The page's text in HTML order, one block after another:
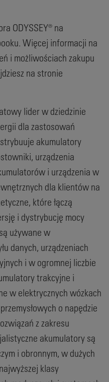
ODYSSEY® na
Więcej informacji na
i możliwościach zakupu
na stronie
lider w dziedzinie
dla zastosowań
akumulatory
urządzenia
i urządzenia w
dla klientów na
które łączą
i dystrybucję mocy
używane w
danych, urządzeniach
i w ogromnej liczbie
trakcyjne i
w elektrycznych wózkach
o napędzie
z zakresu
akumulatory są
i obronnym, w dużych
klasy